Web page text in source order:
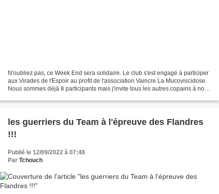
N'oubliez pas, ce Week End sera solidaire. Le club s'est engagé à participer
aux Virades de l'Espoir au profit de l'association Vaincre La Mucoviscidose.
Nous sommes déjà 8 participants mais j'invite tous les autres copains à nous
les guerriers du Team à l'épreuve des Flandres
!!!
Publié le 12/09/2022 à 07:48
Par Tchouch